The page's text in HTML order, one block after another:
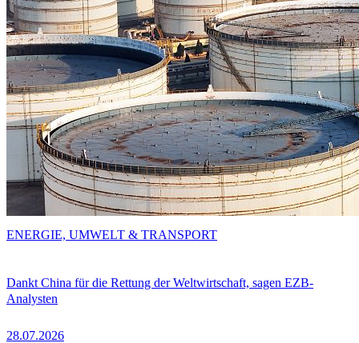
Dankt China für die Rettung der Weltwirtschaft, sagen EZB-
Analysten
28.07.2026
ENERGIE, UMWELT & TRANSPORT